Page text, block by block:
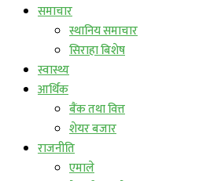
समाचार
स्थानिय समाचार
सिराहा बिशेष
स्वास्थ्य
आर्थिक
बैंक तथा वित्त
शेयर बजार
राजनीति
एमाले